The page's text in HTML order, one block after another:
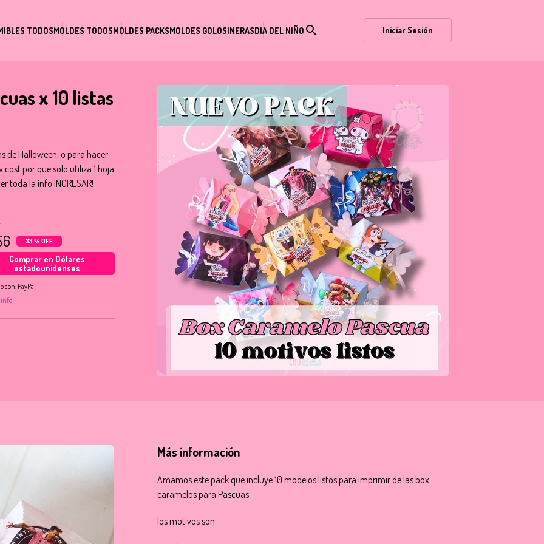
TODOSMOLDES TODOSMOLDES PACKSMOLDES GOLOSINERASDIA DEL NIÑO search Iniciar Sesión
x 10 listas
de Halloween, o para hacer
cost por que solo utiliza 1 hoja
toda la info INGRESAR!
33 % OFF
Comprar en Dólares
estadounidenses
con:PayPal
info
Más información
Amamos este pack que incluye 10 modelos listos para imprimir de las box
caramelos para Pascuas.
los motivos son: